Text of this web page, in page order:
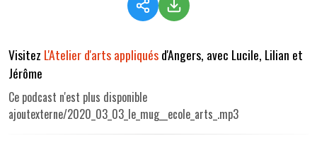
Visitez L'Atelier d'arts appliquésd'Angers, avec Lucile, Lilian et
Jérôme
Ce podcast n'est plus disponible
ajoutexterne/2020_03_03_le_mug__ecole_arts_.mp3